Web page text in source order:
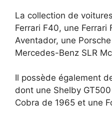
La collection de
Ferrari F40, une Ferrari
Aventador, une
Mercedes-Benz SLR
Il possède également
dont une Shelby
Cobra de 1965 et une